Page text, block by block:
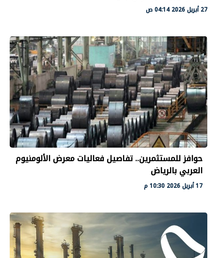
27 أبريل 2026 04:14 ص
حوافز للمستثمرين.. تفاصيل فعاليات معرض الألومنيوم
العربي بالرياض
17 أبريل 2026 10:30 م